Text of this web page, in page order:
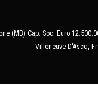
(MB) Cap. Soc. Euro
Villeneuve D'Ascq,